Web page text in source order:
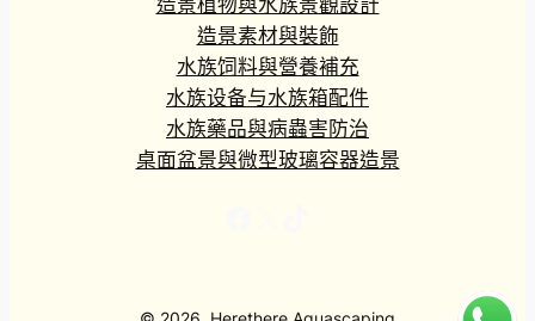
造景素材與裝飾
水族饲料與營養補充
水族设备与水族箱配件
水族藥品與病蟲害防治
桌面盆景與微型玻璃容器造景